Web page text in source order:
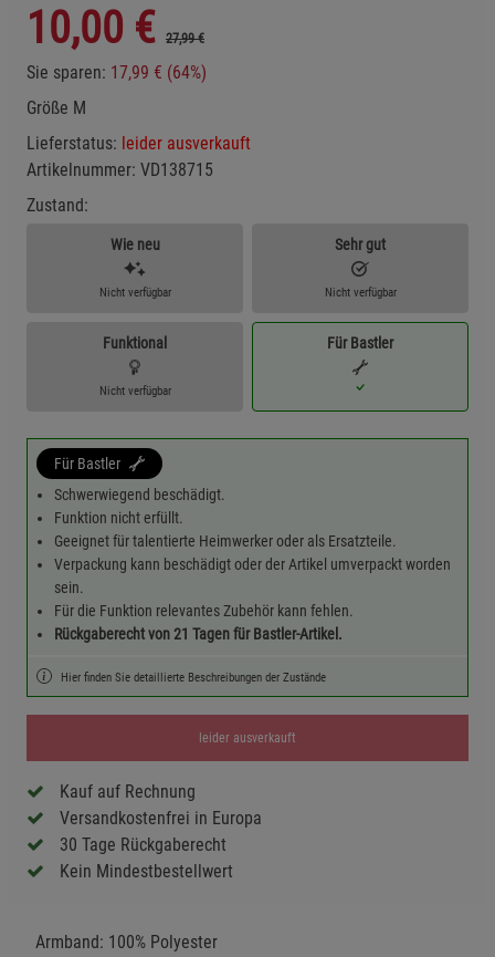
10,00 € 27,99 €
Sie sparen: 17,99 € (64%)
Größe M
Lieferstatus: leider ausverkauft
Artikelnummer: VD138715
Zustand:
Wie neu
Nicht verfügbar
Sehr gut
Nicht verfügbar
Funktional
Nicht verfügbar
Für Bastler
Für Bastler
Schwerwiegend beschädigt.
Funktion nicht erfüllt.
Geeignet für talentierte Heimwerker oder als Ersatzteile.
Verpackung kann beschädigt oder der Artikel umverpackt worden
sein.
Für die Funktion relevantes Zubehör kann fehlen.
Rückgaberecht von 21 Tagen für Bastler-Artikel.
Hier finden Sie detaillierte Beschreibungen der Zustände
leider ausverkauft
Kauf auf Rechnung
Versandkostenfrei in Europa
30 Tage Rückgaberecht
Kein Mindestbestellwert
Armband: 100% Polyester